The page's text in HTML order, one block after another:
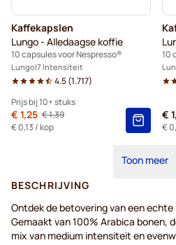
Kaffekapslen
Lungo - Alledaagse koffie
10 capsules voor Nespresso®
Lungo 7 Intensiteit
4.5(1.717)
Prijs bij 10+ stuks
Normale prijs
€ 1,39
Van
€ 1,25
€ 0,13 / kop
10+
10
€
€
Toon meer
BESCHRIJVING
Ontdek de betovering van een echte
Gemaakt van 100% Arabica bonen,
mix van medium intensiteit en